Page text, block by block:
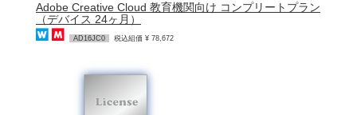
Adobe Creative Cloud 教育機関向け コンプリートプラン
（デバイス 24ヶ月）
AD16JC0 税込組価 ¥ 78,672